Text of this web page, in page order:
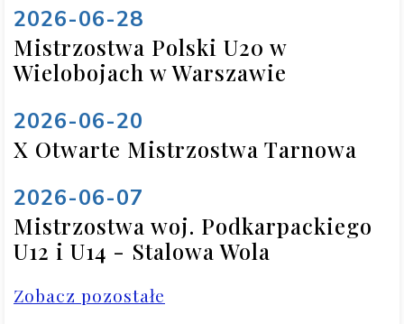
2026-06-28
Mistrzostwa Polski U20 w
Wielobojach w Warszawie
2026-06-20
X Otwarte Mistrzostwa Tarnowa
2026-06-07
Mistrzostwa woj. Podkarpackiego
U12 i U14 - Stalowa Wola
Zobacz pozostałe